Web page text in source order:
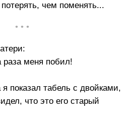
чем поменять...
• • •
меня побил!
показал табель с двойками,
что это его старый